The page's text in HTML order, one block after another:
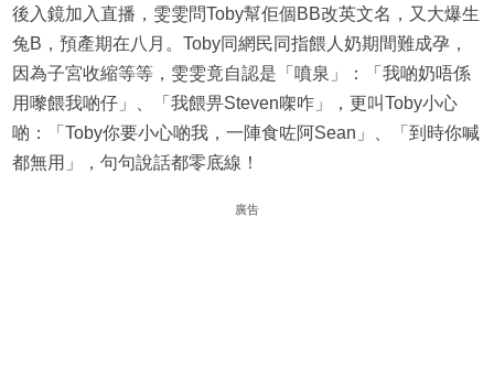
後入鏡加入直播，雯雯問Toby幫佢個BB改英文名，又大爆生
兔B，預產期在八月。Toby同網民同指餵人奶期間難成孕，
因為子宮收縮等等，雯雯竟自認是「噴泉」：「我啲奶唔係
用嚟餵我啲仔」、「我餵畀Steven㗎咋」，更叫Toby小心
啲：「Toby你要小心啲我，一陣食咗阿Sean」、「到時你喊
都無用」，句句說話都零底線！
廣告